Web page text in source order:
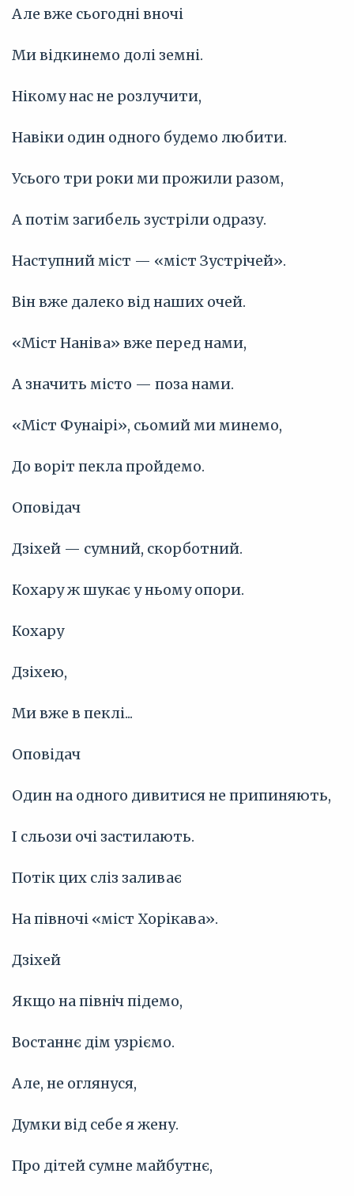
Але вже сьогодні вночі
Ми відкинемо долі земні.
Нікому нас не розлучити,
Навіки один одного будемо любити.
Усього три роки ми прожили разом,
А потім загибель зустріли одразу.
Наступний міст — «міст Зустрічей».
Він вже далеко від наших очей.
«Міст Наніва» вже перед нами,
А значить місто — поза нами.
«Міст Фунаірі», сьомий ми минемо,
До воріт пекла пройдемо.
Оповідач
Дзіхей — сумний, скорботний.
Кохару ж шукає у ньому опори.
Кохару
Дзіхею,
Ми вже в пеклі...
Оповідач
Один на одного дивитися не припиняють,
І сльози очі застилають.
Потік цих сліз заливає
На півночі «міст Хорікава».
Дзіхей
Якщо на північ підемо,
Востаннє дім узріємо.
Але, не оглянуся,
Думки від себе я жену.
Про дітей сумне майбутнє,